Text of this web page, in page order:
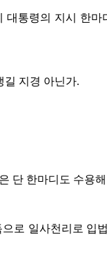
통령의 지시 한마
길 지경 아닌가.
단 한마디도 수용
로 일사천리로 입